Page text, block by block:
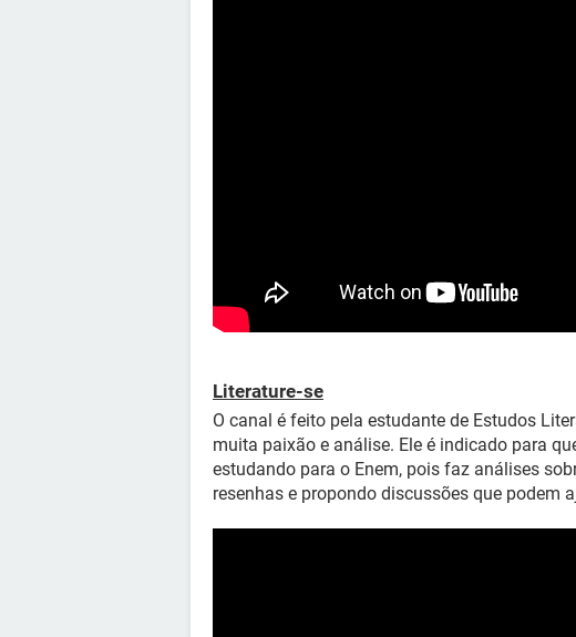
Literature-se
O canal é feito pela estudante de Estudos
muita paixão e análise. Ele é indicado para
estudando para o Enem, pois faz análises
resenhas e propondo discussões que podem